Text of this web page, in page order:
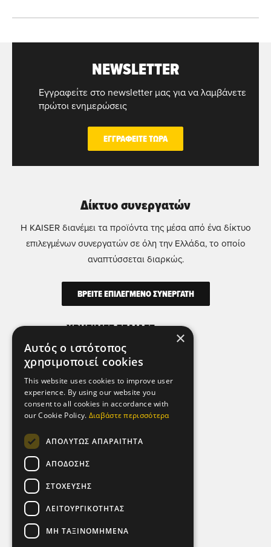
NEWSLETTER
Εγγραφείτε στο newsletter μας για να λαμβάνετε
πρώτοι ενημερώσεις
ΕΓΓΡΑΦΕΙΤΕ ΤΩΡΑ
ΧΡΗΣΙΜΕΣ ΣΕΛΙΔΕΣ
Όροι Χρήσης
Πολιτική Απορρήτου & Προστασίας
Προσωπικών Δεδομένων
Πολιτική Μικροδεδομένων (Cookies)
Δίκτυο συνεργατών
Η KAISER διανέμει τα προϊόντα της μέσα από ένα δίκτυο
επιλεγμένων συνεργατών σε όλη την Ελλάδα, το οποίο
αναπτύσσεται διαρκώς.
ΒΡΕΙΤΕ ΕΠΙΛΕΓΜΕΝΟ ΣΥΝΕΡΓΑΤΗ
ΕΠΙΚΟΙΝΩΝΙΑ
Αθήνα - Ελλάδα,
Λεωφ. Αθηνών 92,
104 42.
Τηλ: (+30) 210 5193 100
SOCIAL MEDIA
×
Αυτός ο ιστότοπος
χρησιμοποιεί cookies
This website uses cookies to improve user
experience. By using our website you
consent to all cookies in accordance with
our Cookie Policy. Διαβάστε περισσότερα
ΑΠΟΛΎΤΩΣ ΑΠΑΡΑΊΤΗΤΑ
ΑΠΌΔΟΣΗΣ
ΣΤΌΧΕΥΣΗΣ
ΛΕΙΤΟΥΡΓΙΚΌΤΗΤΑΣ
ΜΗ ΤΑΞΙΝΟΜΗΜΈΝΑ